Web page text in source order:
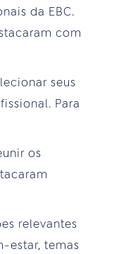
da EBC.
com
seus
Para
os
relevantes
estar, temas